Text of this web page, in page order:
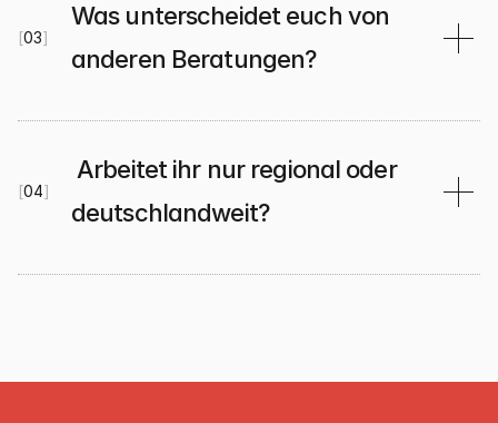
[03]
Was unterscheidet euch von
anderen Beratungen?
[04]
deutschlandweit?